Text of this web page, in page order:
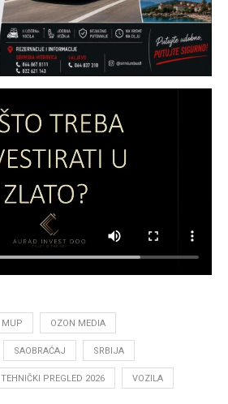
MUP OZON MEDIA
SAOBRAĆAJ SRBIJA
TEHNIČKI PREGLED 2026 VOZILA